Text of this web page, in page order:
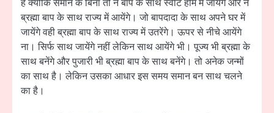
है क्योंकि समान के बिना तो न बाप के साथ स्वीट होम में जायेंगे और न
ब्रह्मा बाप के साथ राज्य में आयेंगे। जो बापदादा के साथ अपने घर में
जायेंगे वही ब्रह्मा बाप के साथ राज्य में उतरेंगे। ऊपर से नीचे आयेंगे
ना। सिर्फ साथ जायेंगे नहीं लेकिन साथ आयेंगे भी। पूज्य भी ब्रह्मा के
साथ बनेंगे और पुजारी भी ब्रह्मा बाप के साथ बनेंगे। तो अनेक जन्मों
का साथ है। लेकिन उसका आधार इस समय समान बन साथ चलने
का है।